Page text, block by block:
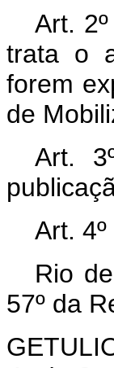
Art.
trata o
forem
de
Art.
Art.
Rio
57º da